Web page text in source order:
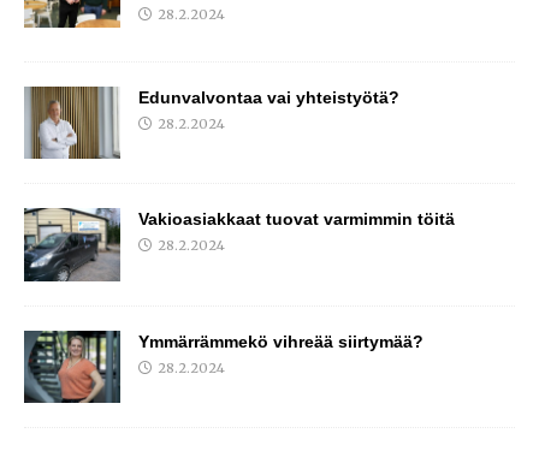
28.2.2024
Edunvalvontaa vai yhteistyötä?
28.2.2024
Vakioasiakkaat tuovat varmimmin töitä
28.2.2024
Ymmärrämmekö vihreää siirtymää?
28.2.2024